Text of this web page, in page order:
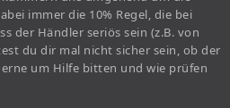
immer die 10% Regel, die bei
der Händler seriös sein (z.B. von
du dir mal nicht sicher sein, ob der
um Hilfe bitten und wie prüfen